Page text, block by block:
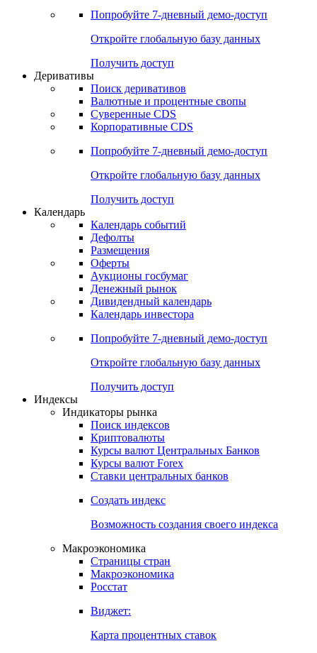
Попробуйте 7-дневный демо-доступ
Откройте глобальную базу данных
Получить доступ
Деривативы
Поиск деривативов
Валютные и процентные свопы
Суверенные CDS
Корпоративные CDS
Попробуйте 7-дневный демо-доступ
Откройте глобальную базу данных
Получить доступ
Календарь
Календарь событий
Дефолты
Размещения
Оферты
Аукционы госбумаг
Денежный рынок
Дивидендный календарь
Календарь инвестора
Попробуйте 7-дневный демо-доступ
Откройте глобальную базу данных
Получить доступ
Индексы
Индикаторы рынка
Поиск индексов
Криптовалюты
Курсы валют Центральных Банков
Курсы валют Forex
Ставки центральных банков
Создать индекс
Возможность создания своего индекса
Макроэкономика
Страницы стран
Макроэкономика
Росстат
Виджет:
Карта процентных ставок